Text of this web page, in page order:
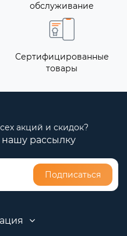
обслуживание
Сертифицированные
товары
акций и скидок?
рассылку
Подписаться